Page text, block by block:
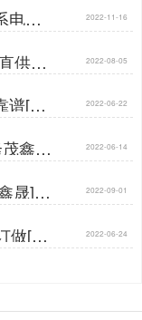
电话 2022-11-16
供批 2022-08-05
谱[隆 2022-06-22
鑫 2022-06-14
晟]… 2022-09-01
做[隆 2022-06-24